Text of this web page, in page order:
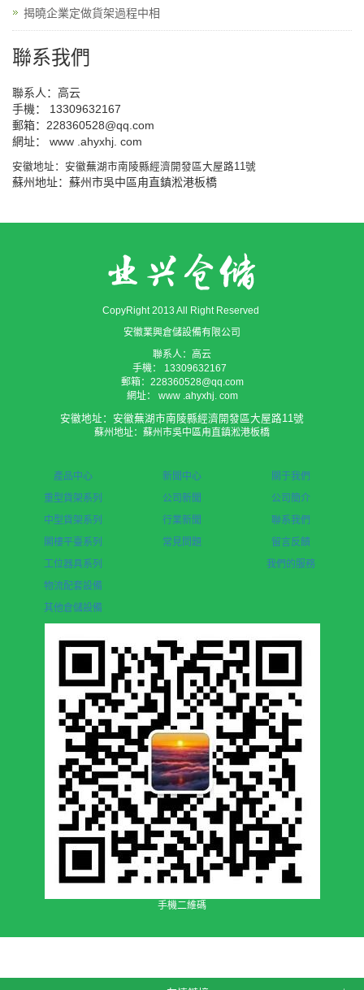
揭曉企業定做貨架過程中相
聯系我們
聯系人：高云
手機： 13309632167
郵箱：228360528@qq.com
網址： www .ahyxhj. com
安徽地址：安徽蕪湖市南陵縣經濟開發區大屋路11號
蘇州地址：蘇州市吳中區甪直鎮淞港板橋
CopyRight 2013 All Right Reserved
安徽業興倉儲設備有限公司
聯系人：高云
手機： 13309632167
郵箱：228360528@qq.com
網址： www .ahyxhj. com
安徽地址：安徽蕪湖市南陵縣經濟開發區大屋路11號
蘇州地址：蘇州市吳中區甪直鎮淞港板橋
產品中心
重型貨架系列
中型貨架系列
閣樓平臺系列
工位器具系列
物流配套設備
其他倉儲設備
新聞中心
公司新聞
行業新聞
常見問題
關于我們
公司簡介
聯系我們
留言反饋
我們的服務
手機二維碼